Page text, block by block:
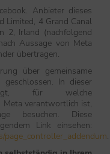
Anbieter dieses
Limited, 4 Grand Canal
2, Irland (nachfolgend
Aussage von Meta
übertragen.
über gemeinsame
In dieser
für welche
Meta verantwortlich ist,
besuchen. Diese
Link einsehen:
.